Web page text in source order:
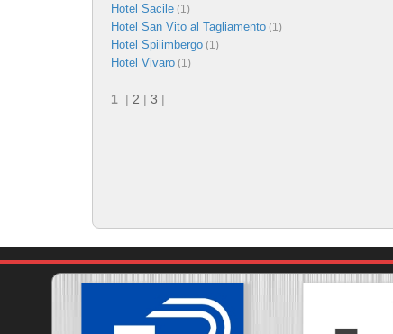
Hotel Sacile (1)
Hotel San Vito al Tagliamento (1)
Hotel Spilimbergo (1)
Hotel Vivaro (1)
1 | 2 | 3 |